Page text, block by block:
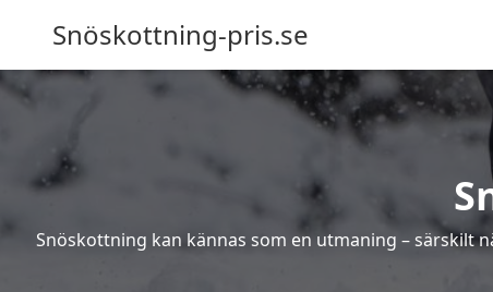
Snöskottning-pris.se
Snöskottning kan kännas som en utmaning –